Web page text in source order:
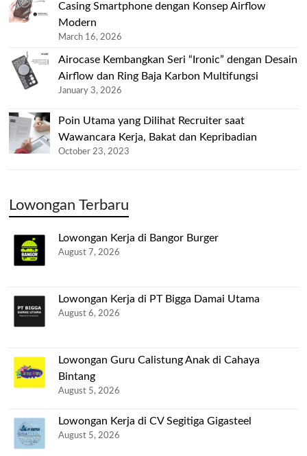
Casing Smartphone dengan Konsep Airflow
Modern
March 16, 2026
Airocase Kembangkan Seri “Ironic” dengan Desain
Airflow dan Ring Baja Karbon Multifungsi
January 3, 2026
Poin Utama yang Dilihat Recruiter saat
Wawancara Kerja, Bakat dan Kepribadian
October 23, 2023
Lowongan Terbaru
Lowongan Kerja di Bangor Burger
August 7, 2026
Lowongan Kerja di PT Bigga Damai Utama
August 6, 2026
Lowongan Guru Calistung Anak di Cahaya
Bintang
August 5, 2026
Lowongan Kerja di CV Segitiga Gigasteel
August 5, 2026